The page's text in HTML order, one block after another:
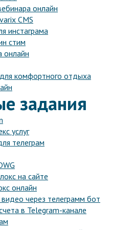
онлайн
CMS
инстаграма
стим
онлайн
комфортного отдыха
задания
услуг
телеграм
на сайте
онлайн
через телеграмм бот
в Telegram-канале